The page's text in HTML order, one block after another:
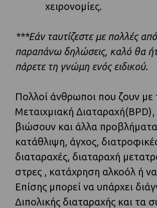
χειρονομίες.
***Εάν ταυτίζεστε με πολλές από
παραπάνω δηλώσεις, καλό θα
πάρετε τη γνώμη ενός ειδικού.
Πολλοί άνθρωποι που ζουν με
Μεταιχμιακή
βιώσουν και άλλα
κατάθλιψη, άγχος,
διαταραχές, διαταραχή
στρες , κατάχρηση αλκοόλ ή
Επίσης μπορεί να υπάρχει
Διπολικής διαταραχής και τα